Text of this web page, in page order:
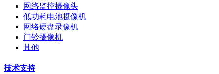
网络监控摄像头
低功耗电池摄像机
网络硬盘录像机
门铃摄像机
其他
技术支持